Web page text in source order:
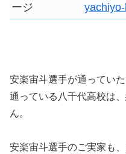
ージ
安楽宙斗選手が通ってい
通っている八千代高校は
ん。
安楽宙斗選手のご実家も